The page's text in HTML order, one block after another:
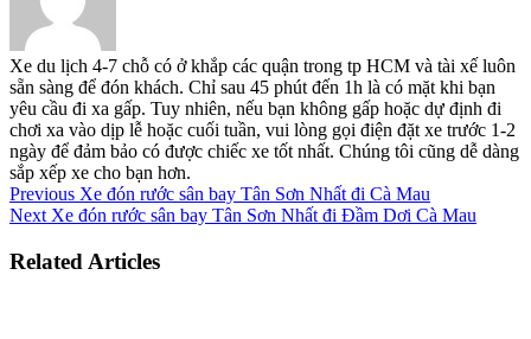
Xe du lịch 4-7 chỗ có ở khắp các quận trong tp HCM và tài xế luôn
sẵn sàng để đón khách. Chỉ sau 45 phút đến 1h là có mặt khi bạn
yêu cầu đi xa gấp. Tuy nhiên, nếu bạn không gấp hoặc dự định đi
chơi xa vào dịp lễ hoặc cuối tuần, vui lòng gọi điện đặt xe trước 1-2
ngày để đảm bảo có được chiếc xe tốt nhất. Chúng tôi cũng dễ dàng
sắp xếp xe cho bạn hơn.
Previous Xe đón rước sân bay Tân Sơn Nhất đi Cà Mau
Next Xe đón rước sân bay Tân Sơn Nhất đi Đầm Dơi Cà Mau
Related Articles